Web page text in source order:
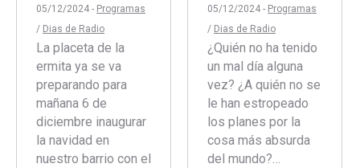
05/12/2024 - Programas
/ Dias de Radio
La placeta de la
ermita ya se va
preparando para
mañana 6 de
diciembre inaugurar
la navidad en
nuestro barrio con el
05/12/2024 - Programas
/ Dias de Radio
¿Quién no ha tenido
un mal día alguna
vez? ¿A quién no se
le han estropeado
los planes por la
cosa más absurda
del mundo?…